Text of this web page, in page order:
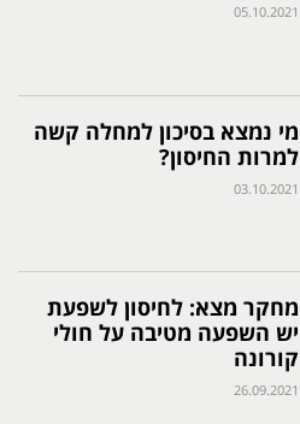
05.10.2021
מי נמצא בסיכון למחלה קשה
למרות החיסון?‎‎
03.10.2021
מחקר מצא: לחיסון לשפעת
יש השפעה מטיבה על חולי
קורונה
26.09.2021